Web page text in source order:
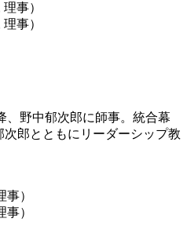
事）
事）
野中郁次郎に師事。統合幕
郎とともにリーダーシップ教
事）
事）